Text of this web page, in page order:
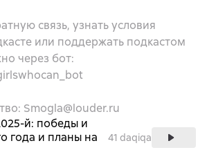
связь, узнать условия
или поддержать подкастом
через бот:
Smogla@louder.ru
й: победы и
года и планы на
41 daqiqa